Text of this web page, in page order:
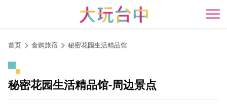
开
首页 食购旅宿 秘密花园生活精品馆
秘密花园生活精品馆-周边景点